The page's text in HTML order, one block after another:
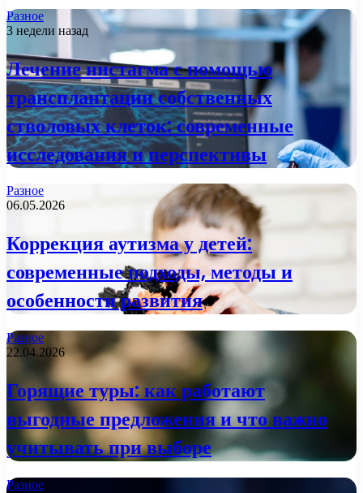
Разное
3 недели назад
Лечение нистагма с помощью
трансплантации собственных
стволовых клеток: современные
исследования и перспективы
Разное
06.05.2026
Коррекция аутизма у детей:
современные подходы, методы и
особенности развития
Разное
22.04.2026
Горящие туры: как работают
выгодные предложения и что важно
учитывать при выборе
Разное